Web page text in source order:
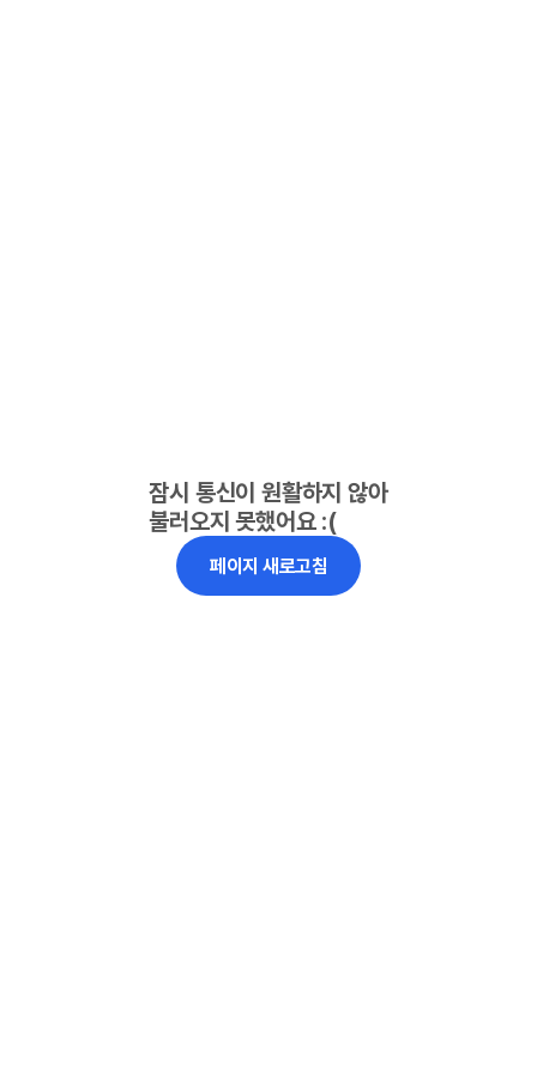
잠시 통신이 원활하지 않아
불러오지 못했어요 :(
페이지 새로고침